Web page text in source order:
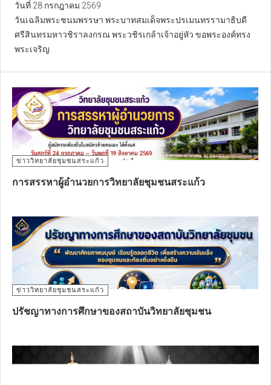
วันที่ 28 กรกฎาคม 2569
วันเฉลิมพระชนมพรรษา พระบาทสมเด็จพระปรเมนทรรามาธิบดี
ศรีสินทรมหาวชิราลงกรณ พระวชิรเกล้าเจ้าอยู่หัว ขอพระองค์ทรง
พระเจริญ
ข่าววิทยาลัยชุมชนสระแก้ว
การสรรหาผู้อำนวยการวิทยาลัยชุมชนสระแก้ว
ข่าววิทยาลัยชุมชนสระแก้ว
ปรัชญาทางการศึกษาของสถาบันวิทยาลัยชุมชน